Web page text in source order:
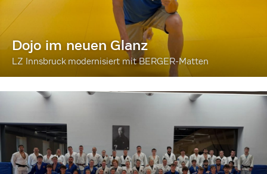
Dojo im neuen Glanz
LZ Innsbruck modernisiert mit BERGER-Matten